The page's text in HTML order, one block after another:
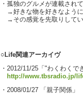
・孤独のグルメが連載され
→好きな物を好きなように
→その感覚を先取りして
○Life関連アーカイヴ
・2012/11/25「"わくわくで
http://www.tbsradio.jp/
・2008/01/27 「親子関係」